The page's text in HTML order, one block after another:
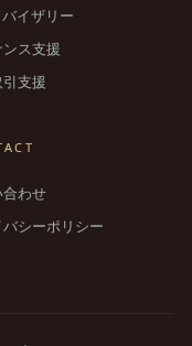
イザリー
ス支援
支援
わせ
シーポリシー